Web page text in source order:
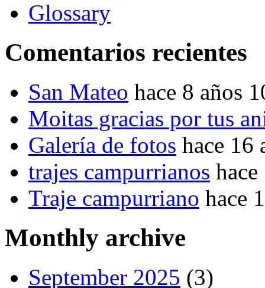
Glossary
Comentarios recientes
San Mateo hace 8 años
Moitas gracias por tus
Galería de fotos hace 16
trajes campurrianos
Traje campurriano hace
Monthly archive
September 2025 (3)